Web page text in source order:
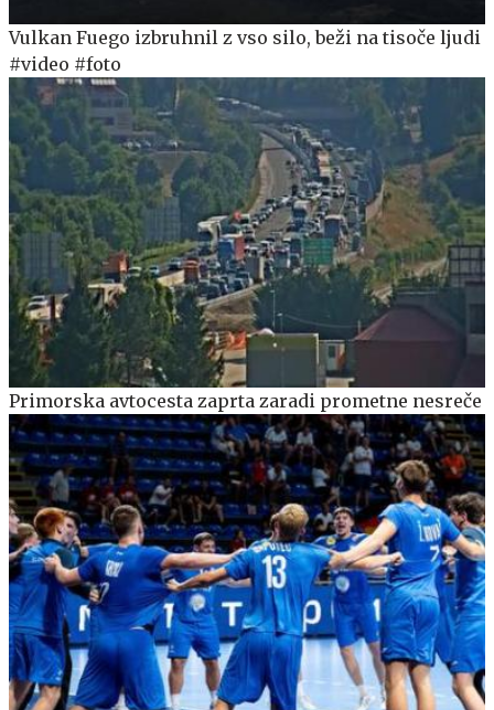
Vulkan Fuego izbruhnil z vso silo, beži na tisoče ljudi
#video #foto
Primorska avtocesta zaprta zaradi prometne nesreče